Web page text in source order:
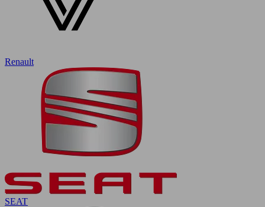
Renault
SEAT